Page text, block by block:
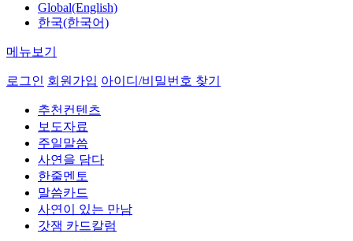
Global(English)
한국(한국어)
메뉴보기
로그인 회원가입 아이디/비밀번호 찾기
추천컨텐츠
보도자료
주일말씀
사연을 담다
한줄멘토
말씀카드
사연이 있는 만남
갓잼 카드칼럼